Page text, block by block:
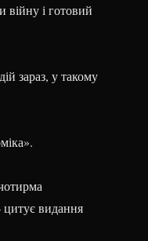
війну і готовий
зараз, у такому
цитує видання